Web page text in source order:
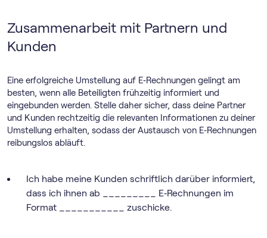
Zusammenarbeit mit Partnern und
Kunden
Eine erfolgreiche Umstellung auf E‑Rechnungen gelingt am
besten, wenn alle Beteiligten frühzeitig informiert und
eingebunden werden. Stelle daher sicher, dass deine Partner
und Kunden rechtzeitig die relevanten Informationen zu deiner
Umstellung erhalten, sodass der Austausch von E‑Rechnungen
reibungslos abläuft.
Ich habe meine Kunden schriftlich darüber informiert,
dass ich ihnen ab _________ E‑Rechnungen im
Format ___________ zuschicke.